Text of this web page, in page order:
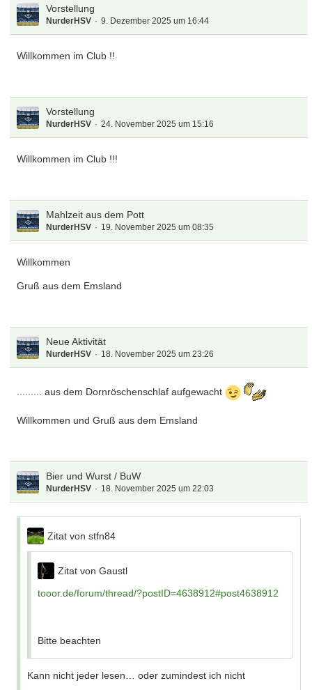
Vorstellung
NurderHSV 9. Dezember 2025 um 16:44
Willkommen im Club !!
Vorstellung
NurderHSV 24. November 2025 um 15:16
Willkommen im Club !!!
Mahlzeit aus dem Pott
NurderHSV 19. November 2025 um 08:35
Willkommen
Gruß aus dem Emsland
Neue Aktivität
NurderHSV 18. November 2025 um 23:26
......... aus dem Dornröschenschlaf aufgewacht
Willkommen und Gruß aus dem Emsland
Bier und Wurst / BuW
NurderHSV 18. November 2025 um 22:03
Zitat von stfn84
Zitat von Gaustl
tooor.de/forum/thread/?postID=4638912#post4638912
Bitte beachten
Kann nicht jeder lesen… oder zumindest ich nicht